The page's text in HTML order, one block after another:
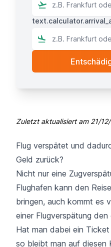
Zuletzt aktualisiert am 21/
Flug verspätet und
Geld zurück?
Nicht nur eine
Flughafen kann den
bringen, auch kommt es
einer Flugverspätung
Hat man dabei ein
so bleibt man auf diesen